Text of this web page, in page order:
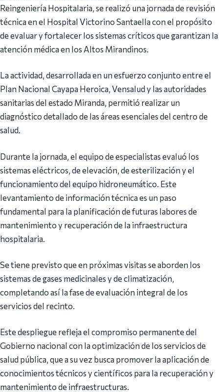
Reingeniería Hospitalaria, se realizó una jornada de revisión
técnica en el Hospital Victorino Santaella con el propósito
de evaluar y fortalecer los sistemas críticos que garantizan la
atención médica en los Altos Mirandinos.
La actividad, desarrollada en un esfuerzo conjunto entre el
Plan Nacional Cayapa Heroica, Vensalud y las autoridades
sanitarias del estado Miranda, permitió realizar un
diagnóstico detallado de las áreas esenciales del centro de
salud.
Durante la jornada, el equipo de especialistas evaluó los
sistemas eléctricos, de elevación, de esterilización y el
funcionamiento del equipo hidroneumático. Este
levantamiento de información técnica es un paso
fundamental para la planificación de futuras labores de
mantenimiento y recuperación de la infraestructura
hospitalaria.
Se tiene previsto que en próximas visitas se aborden los
sistemas de gases medicinales y de climatización,
completando así la fase de evaluación integral de los
servicios del recinto.
Este despliegue refleja el compromiso permanente del
Gobierno nacional con la optimización de los servicios de
salud pública, que a su vez busca promover la aplicación de
conocimientos técnicos y científicos para la recuperación y
mantenimiento de infraestructuras.